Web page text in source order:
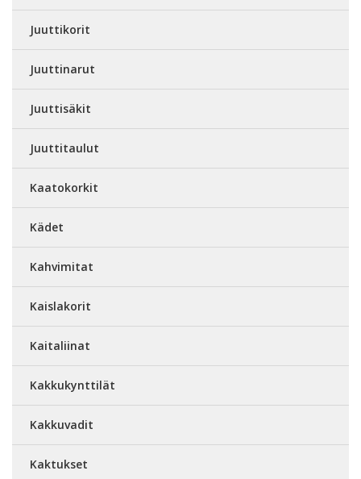
Juuttikorit
Juuttinarut
Juuttisäkit
Juuttitaulut
Kaatokorkit
Kädet
Kahvimitat
Kaislakorit
Kaitaliinat
Kakkukynttilät
Kakkuvadit
Kaktukset